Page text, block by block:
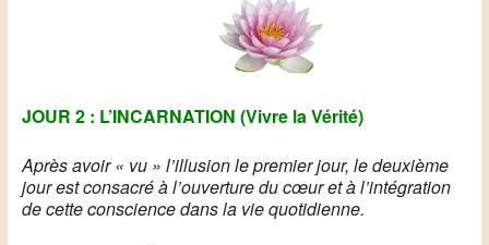
JOUR 2 : L’INCARNATION (Vivre la Vérité)
Après avoir « vu » l’illusion le premier jour, le deuxième
jour est consacré à l’ouverture du cœur et à l’intégration
de cette conscience dans la vie quotidienne.